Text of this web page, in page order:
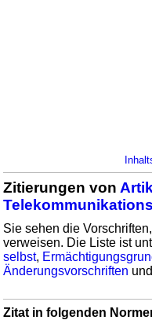
Zitierungen von
Sie sehen die
verweisen. Die Liste ist
selbst,
Änderungsvorschriften
Zitat in folgenden